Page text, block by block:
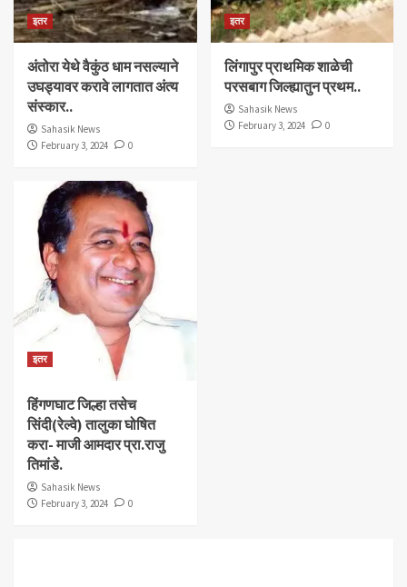
इतर
अंतोरा येथे वैकुंठ धाम नसल्याने
उघड्यावर करावे लागतात अंत्य
संस्कार..
Sahasik News
February 3, 2024
0
इतर
लिंगापुर प्राथमिक शाळेची
परसबाग जिल्ह्यातुन प्रथम..
Sahasik News
February 3, 2024
0
इतर
हिंगणघाट जिल्हा तसेच
सिंदी(रेल्वे) तालुका घोषित
करा- माजी आमदार प्रा.राजु
तिमांडे.
Sahasik News
February 3, 2024
0